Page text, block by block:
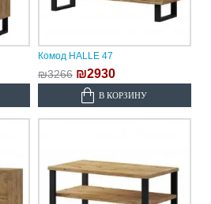
Комод HALLE 47
₪3266 ₪2930
В КОРЗИНУ